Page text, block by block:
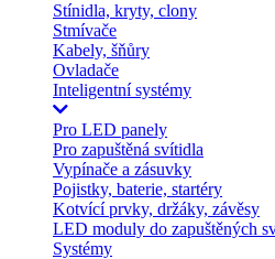
Stínidla, kryty, clony
Stmívače
Kabely, šňůry
Ovladače
Inteligentní systémy
Pro LED panely
Pro zapuštěná svítidla
Vypínače a zásuvky
Pojistky, baterie, startéry
Kotvící prvky, držáky, závěsy
LED moduly do zapuštěných
Systémy